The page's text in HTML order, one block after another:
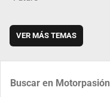
VER MÁS TEMAS